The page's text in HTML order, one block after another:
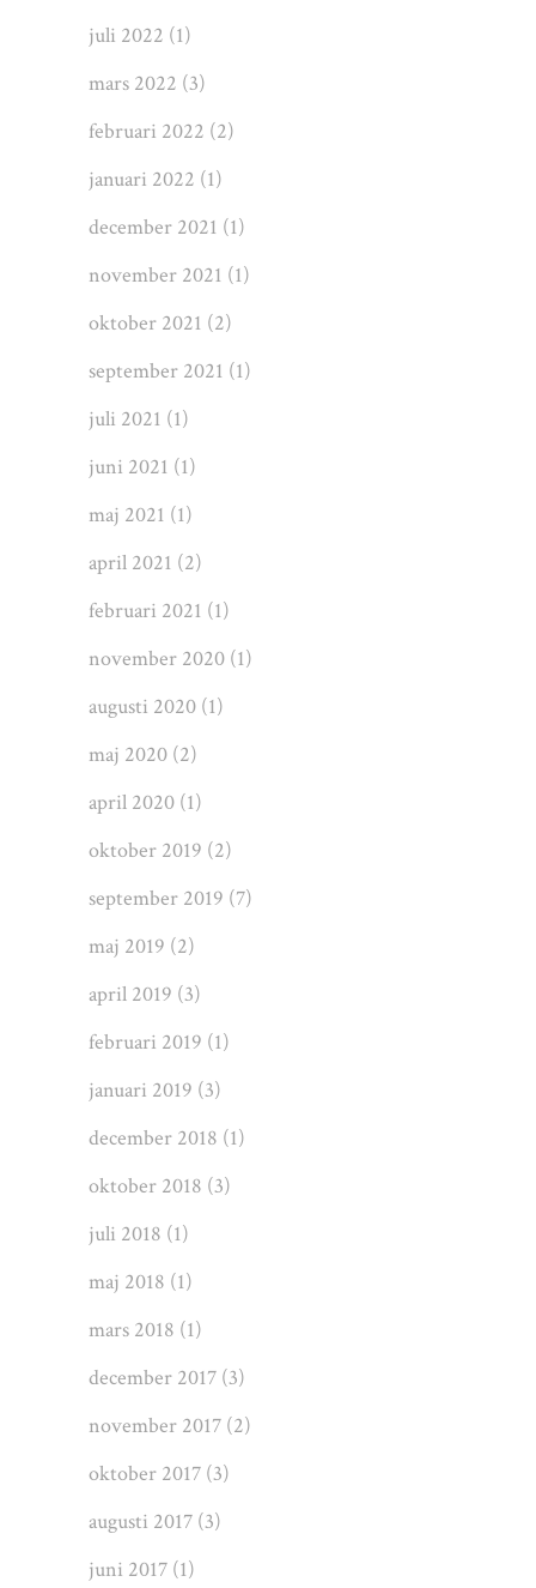
juli 2022 (1)
mars 2022 (3)
februari 2022 (2)
januari 2022 (1)
december 2021 (1)
november 2021 (1)
oktober 2021 (2)
september 2021 (1)
juli 2021 (1)
juni 2021 (1)
maj 2021 (1)
april 2021 (2)
februari 2021 (1)
november 2020 (1)
augusti 2020 (1)
maj 2020 (2)
april 2020 (1)
oktober 2019 (2)
september 2019 (7)
maj 2019 (2)
april 2019 (3)
februari 2019 (1)
januari 2019 (3)
december 2018 (1)
oktober 2018 (3)
juli 2018 (1)
maj 2018 (1)
mars 2018 (1)
december 2017 (3)
november 2017 (2)
oktober 2017 (3)
augusti 2017 (3)
juni 2017 (1)